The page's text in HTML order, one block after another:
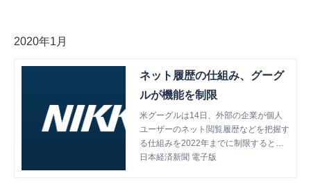
2020年1月
ネット履歴の仕組み、グーグ
ルが機能を制限
米グーグルは14日、外部の企業が個人
ユーザーのネット閲覧履歴などを把握す
る仕組みを2022年までに制限すると公
表した。個人データ乱用への懸念が高ま
日本経済新聞 電子版